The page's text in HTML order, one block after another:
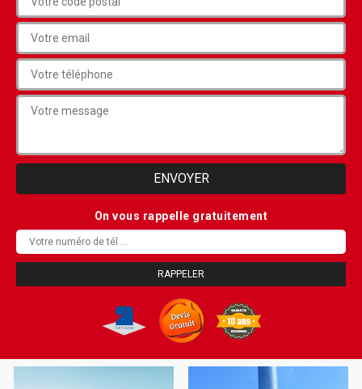
On vous rappelle gratuitement